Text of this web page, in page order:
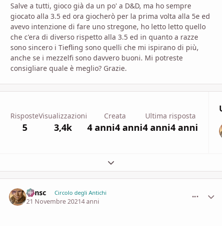
Salve a tutti, gioco già da un po' a D&D, ma ho sempre
giocato alla 3.5 ed ora giocherò per la prima volta alla 5e ed
avevo intenzione di fare uno stregone, ho letto letto quello
che c'era di diverso rispetto alla 3.5 ed in quanto a razze
sono sincero i Tiefling sono quelli che mi ispirano di più,
anche se i mezzelfi sono davvero buoni. Mi potreste
consigliare quale è meglio? Grazie.
Risposte
5
Visualizzazioni
3,4k
Creata
4 anni4 anni
Ultima risposta
4 anni4 anni
Espandi panoramica del topic
Minsc Circolo degli Antichi
21 Novembre 20214 anni